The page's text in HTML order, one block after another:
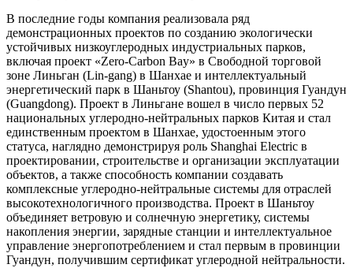
В последние годы компания реализовала ряд
демонстрационных проектов по созданию экологически
устойчивых низкоуглеродных индустриальных парков,
включая проект «Zero-Carbon Bay» в Свободной торговой
зоне Линьган (Lin-gang) в Шанхае и интеллектуальный
энергетический парк в Шаньтоу (Shantou), провинция Гуандун
(Guangdong). Проект в Линьгане вошел в число первых 52
национальных углеродно-нейтральных парков Китая и стал
единственным проектом в Шанхае, удостоенным этого
статуса, наглядно демонстрируя роль Shanghai Electric в
проектировании, строительстве и организации эксплуатации
объектов, а также способность компании создавать
комплексные углеродно-нейтральные системы для отраслей
высокотехнологичного производства. Проект в Шаньтоу
объединяет ветровую и солнечную энергетику, системы
накопления энергии, зарядные станции и интеллектуальное
управление энергопотреблением и стал первым в провинции
Гуандун, получившим сертификат углеродной нейтральности.